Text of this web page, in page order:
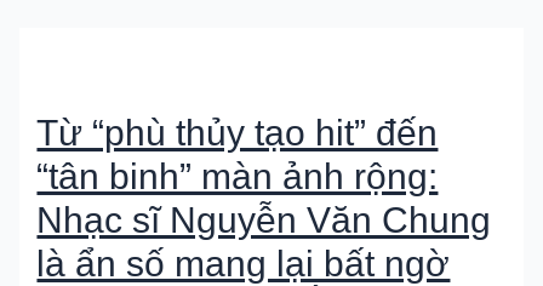
Từ “phù thủy tạo hit” đến
“tân binh” màn ảnh rộng:
Nhạc sĩ Nguyễn Văn Chung
là ẩn số mang lại bất ngờ